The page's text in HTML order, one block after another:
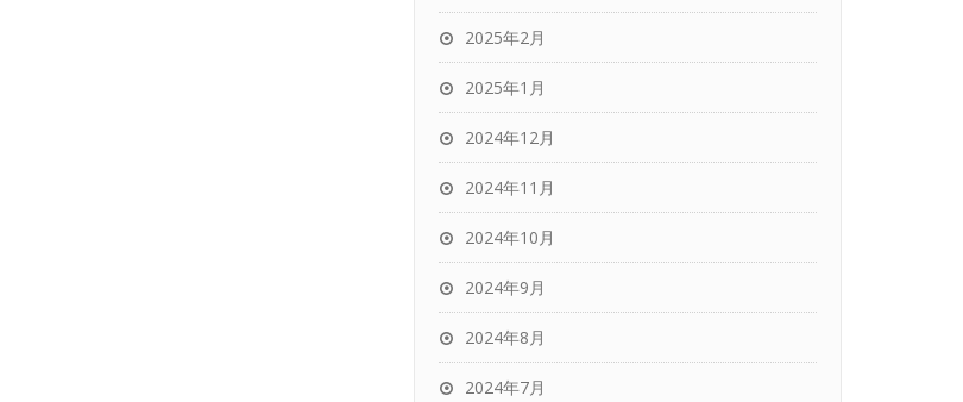
2025年2月
2025年1月
2024年12月
2024年11月
2024年10月
2024年9月
2024年8月
2024年7月